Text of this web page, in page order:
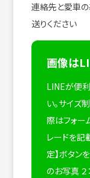
連絡先と愛車
送りください
画像は
LINEが便
い。サイズ
際はフォー
レードを記
定】ボタン
のお写真